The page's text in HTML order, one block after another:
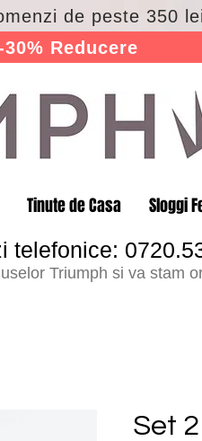
de peste 350 lei
Reducere
Tinute de Casa Sloggi
telefonice:
Triumph si va stam
Set